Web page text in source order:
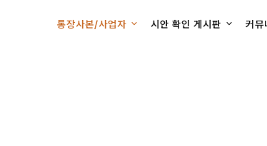
통장사본/사업자 시안 확인 게시판 커뮤